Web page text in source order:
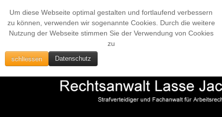
Um diese Webseite optimal gestalten und fortlaufend verbessern
zu können, verwenden wir sogenannte Cookies. Durch die weitere
Nutzung der Webseite stimmen Sie der Verwendung von Cookies
zu
schliessen Datenschutz